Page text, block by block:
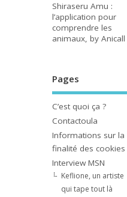
Shiraseru Amu :
l’application pour
comprendre les
animaux, by Anicall
Pages
C’est quoi ça ?
Contactoula
Informations sur la
finalité des cookies
Interview MSN
Keflione, un artiste
qui tape tout là